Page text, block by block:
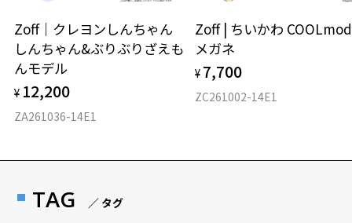
Zoff｜クレヨンしんちゃん
しんちゃん&ぶりぶりざえも
んモデル
¥ 12,200
ZA261036-14E1
Zoff | ちいかわ
メガネ
¥ 7,700
ZC261002-14E1
TAG ／ タグ